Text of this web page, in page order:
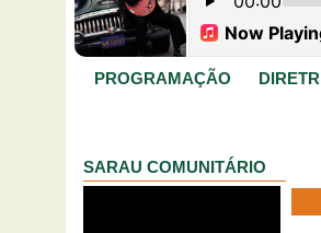
PROGRAMAÇÃO
SARAU COMUNITÁRIO